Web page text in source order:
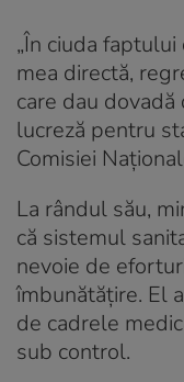
„În ciuda
mea directă,
care dau
lucreză pentru
Comisiei
La rândul său,
că sistemul
nevoie de
îmbunătățire. El
de cadrele
sub control.